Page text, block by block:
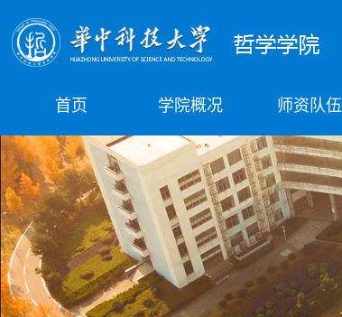
首页 学院概况 师资队伍